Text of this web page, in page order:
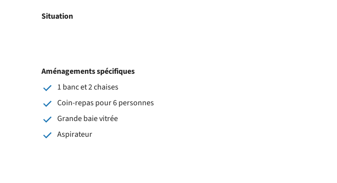
Situation
Aménagements spécifiques
1 banc et 2 chaises
Coin-repas pour 6 personnes
Grande baie vitrée
Aspirateur